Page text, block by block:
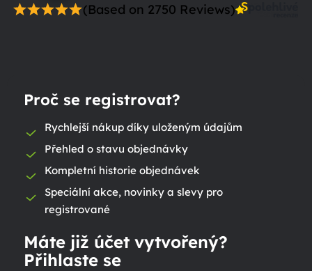
(Based on 2750 Reviews)
Proč se registrovat?
Rychlejší nákup díky uloženým údajům
Přehled o stavu objednávky
Kompletní historie objednávek
Speciální akce, novinky a slevy pro
registrované
Máte již účet vytvořený?
Přihlaste se